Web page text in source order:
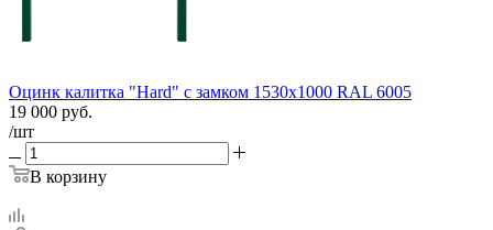
Оцинк калитка "Hard" c замком 1530х1000 RAL 6005
19 000 руб.
/шт
В корзину